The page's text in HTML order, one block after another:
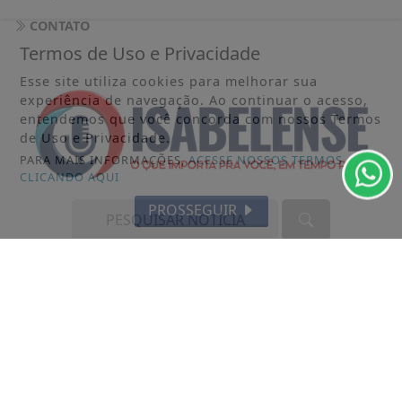
CONTATO
Termos de Uso e Privacidade
Esse site utiliza cookies para melhorar sua
experiência de navegação. Ao continuar o acesso,
entendemos que você concorda com nossos Termos
de Uso e Privacidade.
PARA MAIS INFORMAÇÕES,ACESSE NOSSOS TERMOS
CLICANDO AQUI
PROSSEGUIR